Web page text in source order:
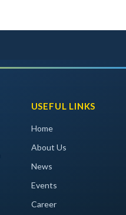
USEFUL LINKS
Home
About Us
News
Events
Career